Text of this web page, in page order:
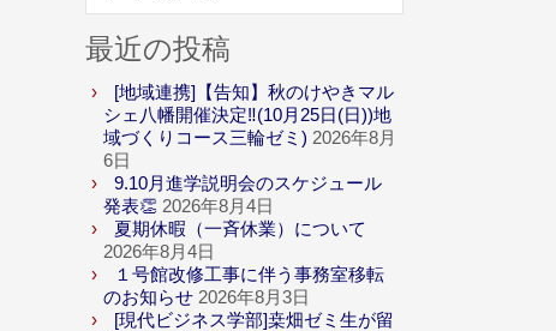
最近の投稿
[地域連携]【告知】秋のけやきマル
シェ八幡開催決定‼(10月25日(日))地
域づくりコース三輪ゼミ) 2026年8月
6日
9.10月進学説明会のスケジュール
発表👏 2026年8月4日
夏期休暇（一斉休業）について
2026年8月4日
１号館改修工事に伴う事務室移転
のお知らせ 2026年8月3日
[現代ビジネス学部]桒畑ゼミ生が留